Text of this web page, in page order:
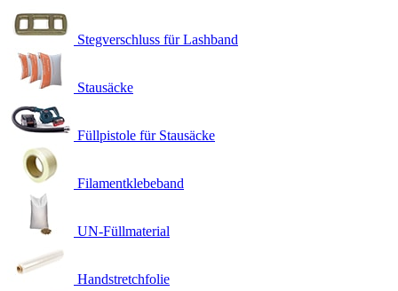
Stegverschluss für Lashband
Stausäcke
Füllpistole für Stausäcke
Filamentklebeband
UN-Füllmaterial
Handstretchfolie